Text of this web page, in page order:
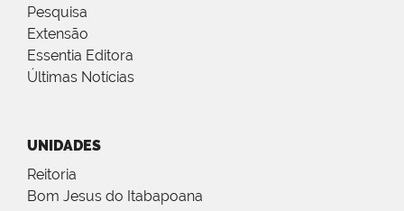
Pesquisa
Extensão
Essentia Editora
Últimas Notícias
UNIDADES
Reitoria
Bom Jesus do Itabapoana